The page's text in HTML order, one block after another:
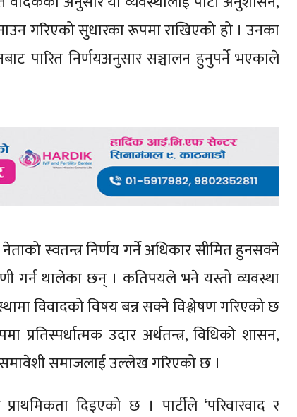
गरिएको सुधारका रूपमा राखिएको हो । उनका
पारित निर्णयअनुसार सञ्चालन हुनुपर्ने भएकाले
स्वतन्त्र निर्णय गर्ने अधिकार सीमित हुनसक्ने
गर्न थालेका छन् । कतिपयले भने यस्तो व्यवस्था
विवादको विषय बन्न सक्ने विश्लेषण गरिएको छ
उदार अर्थतन्त्र, विधिको शासन,
समाजलाई उल्लेख गरिएको छ ।
दिइएको छ । पार्टीले ‘परिवारवाद र